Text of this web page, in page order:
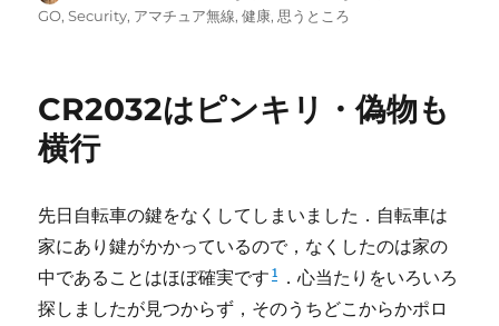
on
GO,Security, アマチュア無線,健康,思うところ
CR2032はピンキリ・偽物も
横行
先日自転車の鍵をなくしてしまいました．自転車は
家にあり鍵がかかっているので，なくしたのは家の
中であることはほぼ確実です 1 ．心当たりをいろいろ
探しましたが見つからず，そのうちどこからかポロ